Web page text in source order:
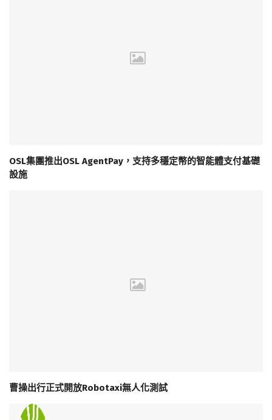
OSL集團推出OSL AgentPay，支持多穩定幣的智能體支付基礎
設施
曹操出行正式開放Robotaxi無人化測試